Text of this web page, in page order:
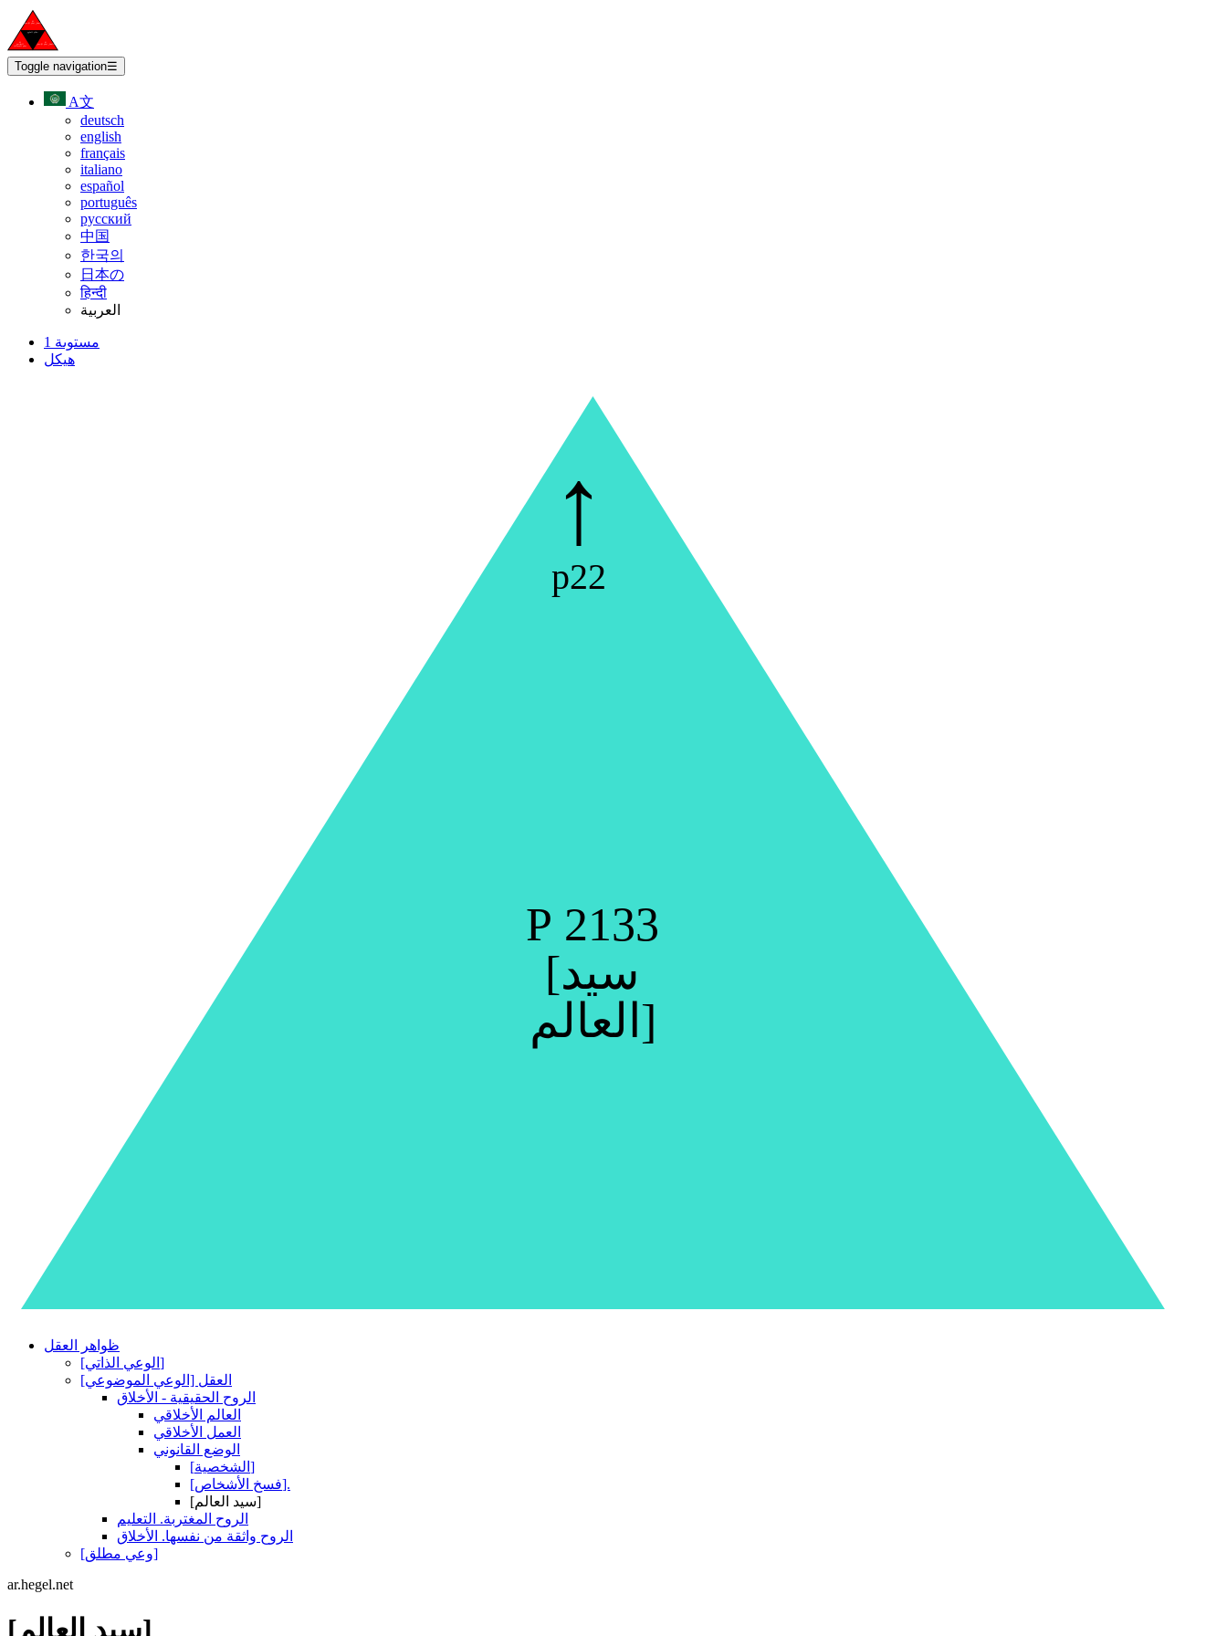
Toggle navigation☰
A文
deutsch
english
français
italiano
español
português
русский
中国
한국의
日本の
हिन्दी
العربية
مستوىة 1
هيكل
P 2133
[سيد
العالم]
↑
p22
ظواهر العقل
[الوعي الذاتي]
العقل [الوعي الموضوعي]
الروح الحقيقية - الأخلاق
العالم الأخلاقي
العمل الأخلاقي
الوضع القانوني
[الشخصية]
[فسخ الأشخاص].
[سيد العالم]
الروح المغتربة. التعليم
الروح واثقة من نفسها. الأخلاق
[وعي مطلق]
ar.hegel.net